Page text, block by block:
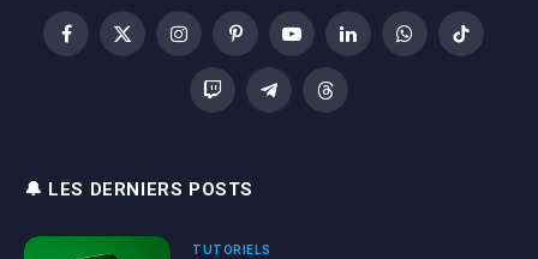
Facebook
X
InstagramPinterestYouTubeLinkedInWhatsAppTikTok
Twitch TelegramThreads
🔔 LES DERNIERS POSTS
TUTORIELS